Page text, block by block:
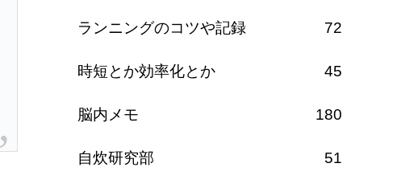
ランニングのコツや記録 72
時短とか効率化とか 45
脳内メモ 180
自炊研究部 51